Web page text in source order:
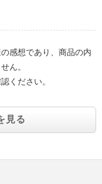
感想であり、商品の内
ん。
ください。
見る